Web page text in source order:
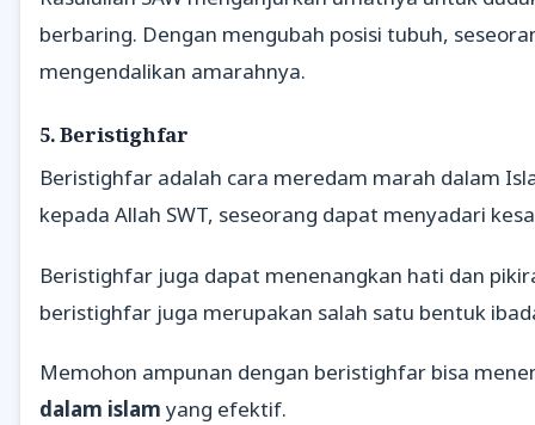
berbaring. Dengan mengubah posisi tubuh,
mengendalikan amarahnya.
5. Beristighfar
Beristighfar adalah cara meredam marah dalam
kepada Allah SWT, seseorang dapat menyadari
Beristighfar juga dapat menenangkan hati dan
beristighfar juga merupakan salah satu bentuk
Memohon ampunan dengan beristighfar bisa
dalam islam yang efektif.